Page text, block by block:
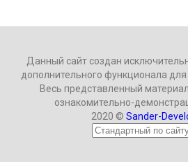
Данный сайт создан
дополнительного функционала
Весь представленный
ознакомительно-
2020 © Sander-